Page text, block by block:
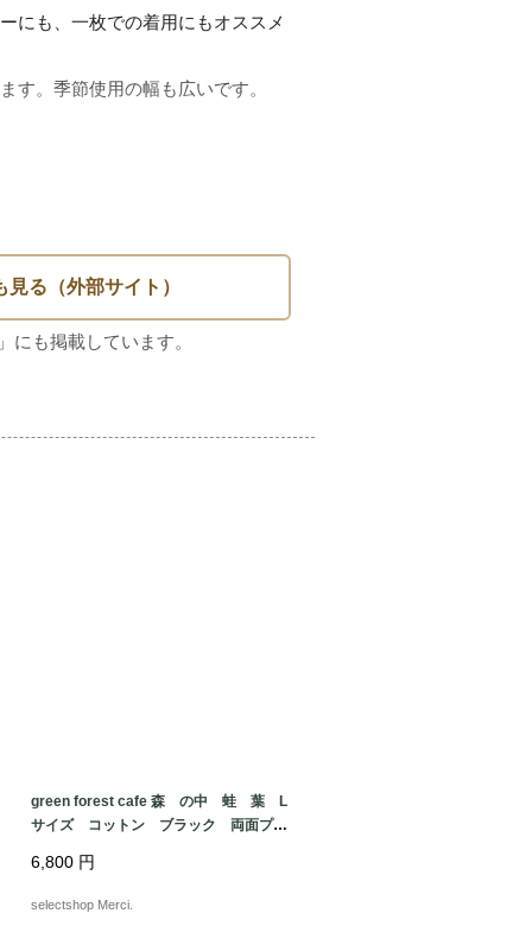
にも、一枚での着用にもオススメ
す。季節使用の幅も広いです。
green forest cafe 森 の中 蛙 葉 L
サイズ コットン ブラック 両面プリ
c made in MEXICO
6,800 円
selectshop Merci.